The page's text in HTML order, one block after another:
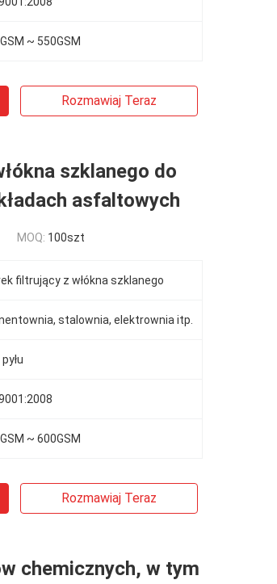
~ 550GSM
Rozmawiaj Teraz
szklanego do
asfaltowych
MOQ: 100szt
filtrujący z włókna szklanego
stalownia, elektrownia itp.
~ 600GSM
Rozmawiaj Teraz
chemicznych, w tym